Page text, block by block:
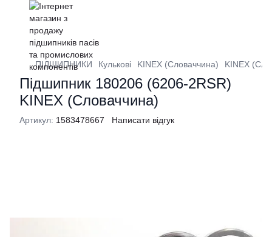
ПІДШИПНИКИ Кулькові KINEX (Словаччина) KINEX
Підшипник 180206 (6206-2RSR)
KINEX (Словаччина)
Артикул: 1583478667 Написати відгук